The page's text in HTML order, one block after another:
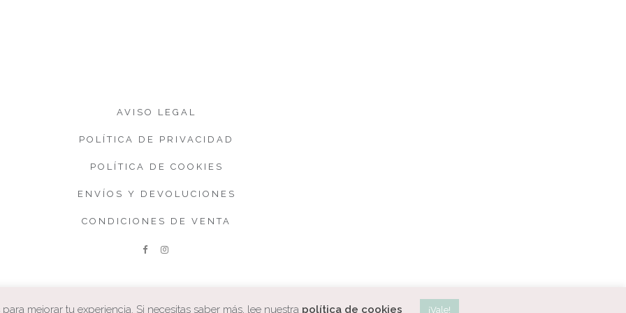
AVISO LEGAL
POLÍTICA DE PRIVACIDAD
POLÍTICA DE COOKIES
ENVÍOS Y DEVOLUCIONES
CONDICIONES DE VENTA
mejorar tu experiencia. Si necesitas saber más, lee nuestra política de cookies ¡Vale!